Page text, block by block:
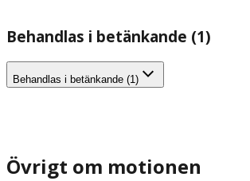
Behandlas i betänkande (1)
Behandlas i betänkande (1)
Övrigt om motionen